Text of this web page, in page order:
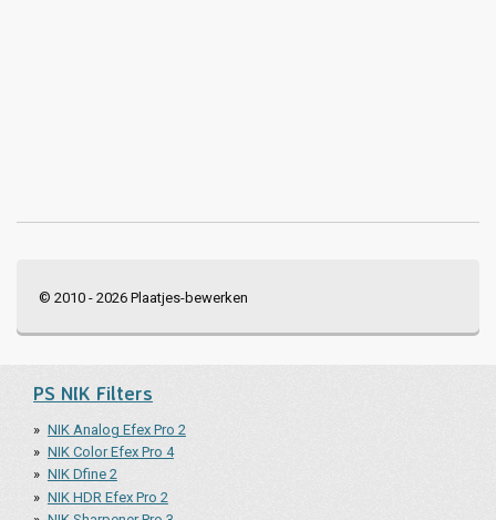
© 2010 - 2026 Plaatjes-bewerken
PS NIK Filters
NIK Analog Efex Pro 2
NIK Color Efex Pro 4
NIK Dfine 2
NIK HDR Efex Pro 2